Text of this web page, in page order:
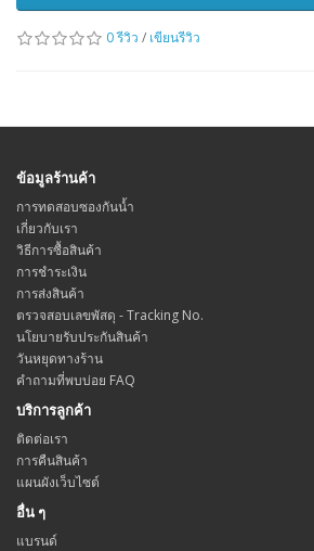
0 รีวิว / เขียนรีวิว
ข้อมูลร้านค้า
การทดสอบซองกันน้ำ
เกี่ยวกับเรา
วิธีการซื้อสินค้า
การชำระเงิน
การส่งสินค้า
ตรวจสอบเลขพัสดุ - Tracking No.
นโยบายรับประกันสินค้า
วันหยุดทางร้าน
คำถามที่พบบ่อย FAQ
บริการลูกค้า
ติดต่อเรา
การคืนสินค้า
แผนผังเว็บไซต์
อื่น ๆ
แบรนด์